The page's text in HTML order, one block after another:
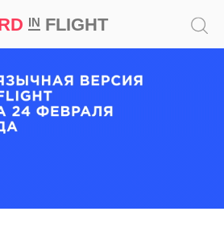
INFLIGHT